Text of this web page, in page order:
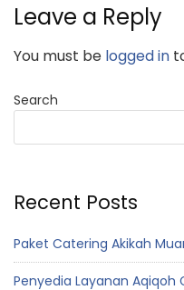
Leave a Reply
You must be logged in
Search
Recent Posts
Paket Catering Akikah
Penyedia Layanan